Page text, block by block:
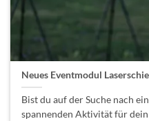
Neues Eventmodul
Bist du auf der Suche nach
spannenden Aktivität für dein